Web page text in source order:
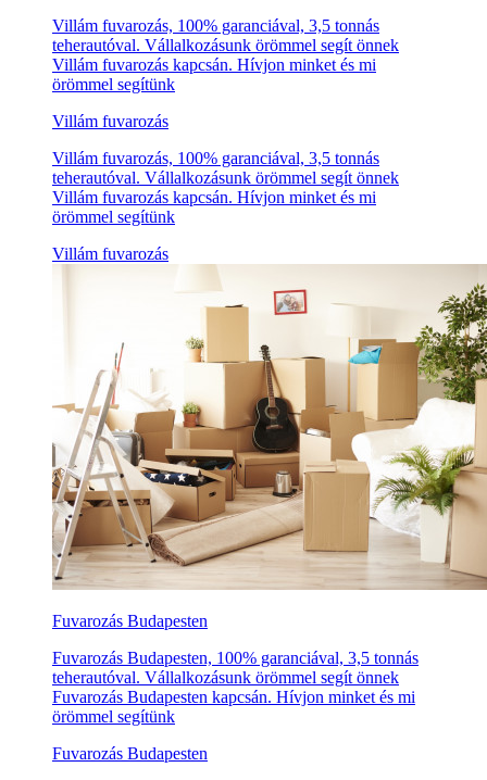
Villám fuvarozás, 100% garanciával, 3,5 tonnás
teherautóval. Vállalkozásunk örömmel segít önnek
Villám fuvarozás kapcsán. Hívjon minket és mi
örömmel segítünk
Villám fuvarozás
Villám fuvarozás, 100% garanciával, 3,5 tonnás
teherautóval. Vállalkozásunk örömmel segít önnek
Villám fuvarozás kapcsán. Hívjon minket és mi
örömmel segítünk
Villám fuvarozás
Fuvarozás Budapesten
Fuvarozás Budapesten, 100% garanciával, 3,5 tonnás
teherautóval. Vállalkozásunk örömmel segít önnek
Fuvarozás Budapesten kapcsán. Hívjon minket és mi
örömmel segítünk
Fuvarozás Budapesten